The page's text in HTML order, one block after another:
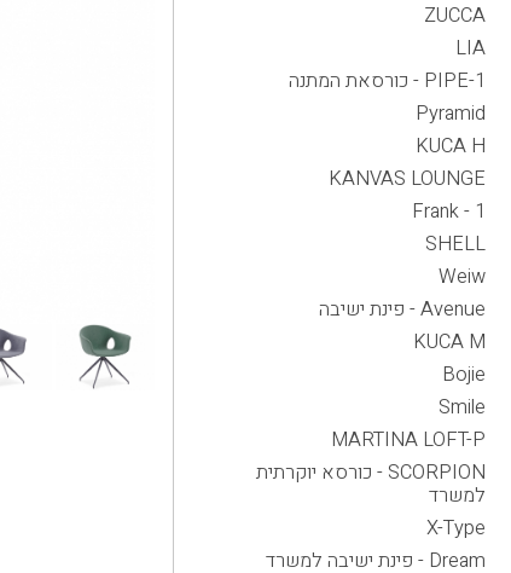
ZUCCA
LIA
PIPE-1 - כורסאת המתנה
Pyramid
KUCA H
KANVAS LOUNGE
Frank - 1
SHELL
Weiw
Avenue - פינת ישיבה
KUCA M
Bojie
Smile
MARTINA LOFT-P
SCORPION - כורסא יוקרתית
למשרד
X-Type
Dream - פינת ישיבה למשרד